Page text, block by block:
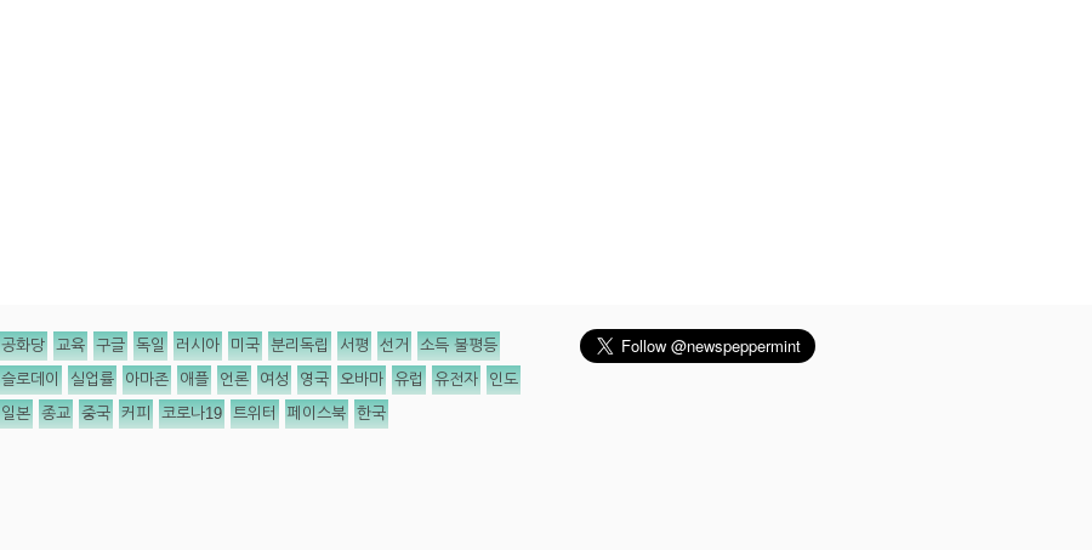
공화당 교육 구글 독일 러시아 미국 분리독립 서평 선거 소득 불평등
슬로데이 실업률 아마존 애플 언론 여성 영국 오바마 유럽 유전자 인도
일본 종교 중국 커피 코로나19 트위터 페이스북 한국